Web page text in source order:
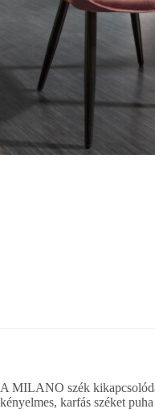
A MILANO szék
kényelmes, karfás széket